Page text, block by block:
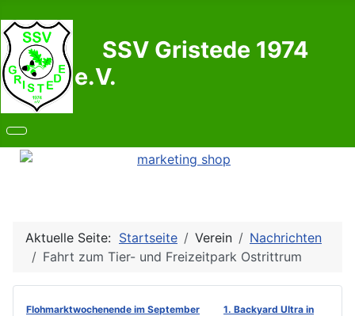
SSV Gristede 1974
e.V.
Aktuelle Seite: Startseite Verein
Nachrichten
Fahrt zum Tier- und Freizeitpark Ostrittrum
Flohmarktwochenende im September
1. Backyard Ultra in